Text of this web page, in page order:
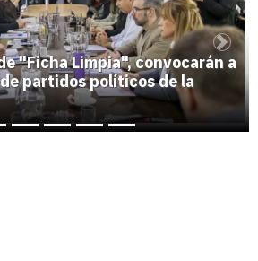
"Ficha Limpia", convocarán a
partidos políticos de la
Next